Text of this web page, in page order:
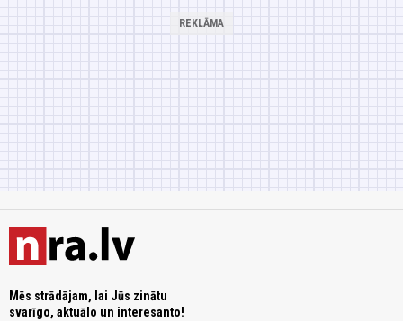
Mēs strādājam, lai Jūs zinātu
svarīgo, aktuālo un interesanto!